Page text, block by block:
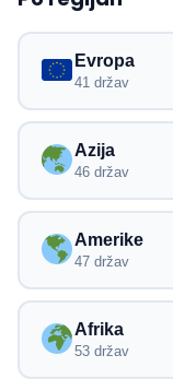
Evropa
41 držav
Azija
46 držav
Amerike
47 držav
Afrika
53 držav